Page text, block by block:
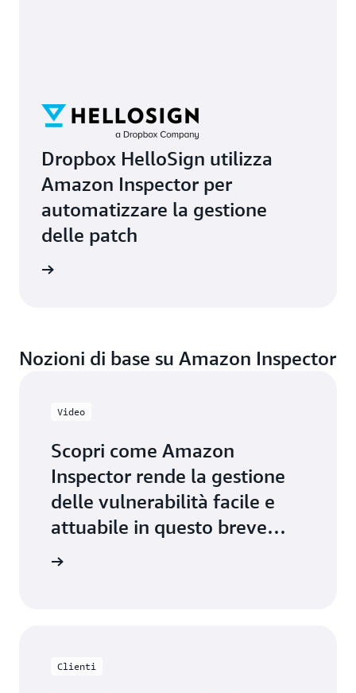
Dropbox HelloSign utilizza
Amazon Inspector per
automatizzare la gestione
delle patch
Nozioni di base su Amazon Inspector
Video
Scopri come Amazon
Inspector rende la gestione
delle vulnerabilità facile e
attuabile in questo breve
video.
Clienti